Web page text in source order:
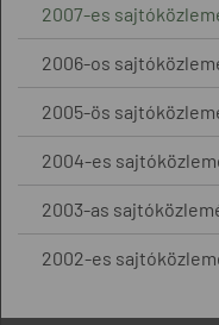
2007-es
2006-os
2005-ös
2004-es
2003-as
2002-es